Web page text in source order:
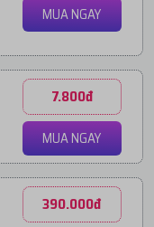
MUA NGAY
7.800đ
MUA NGAY
390.000đ